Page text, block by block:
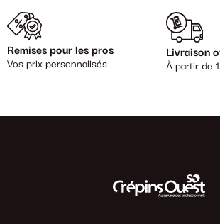
solutions fiables et adaptées à chaque
pour la réparation, la création ou
Faites confiance à notre sélection de
Remises pour les pros
Vos prix personnalisés
Livraison
À partir de